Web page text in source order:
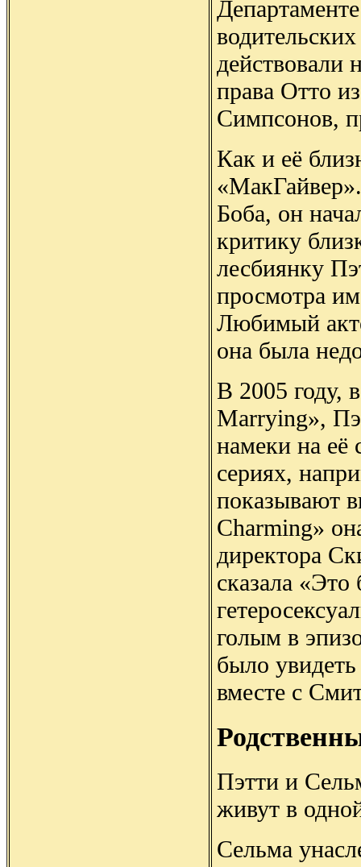
действовали
права Отто
Симпсонов,
Как и её
Боба, он
критику
лесбиянку
просмотра им
Любимый
она была
В 2005 году,
Marrying»,
намеки на её
сериях,
показывают
Charming»
директора
сказала
голым в
было увидеть
вместе с
Пэтти и
живут в
Сельма